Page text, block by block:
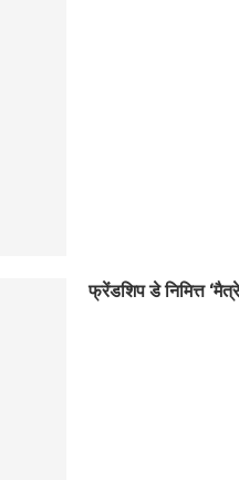
फ्रेंडशिप डे निमित्त